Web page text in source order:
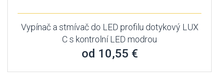
Vypínač a stmívač do LED profilu dotykový LUX
C s kontrolní LED modrou
od 10,55 €